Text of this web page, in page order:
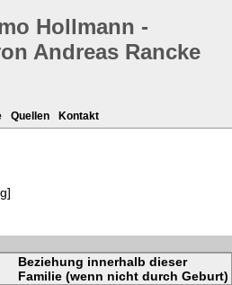
Hollmann -
Andreas Rancke
Quellen Kontakt
Beziehung innerhalb dieser
Familie (wenn nicht durch Geburt)